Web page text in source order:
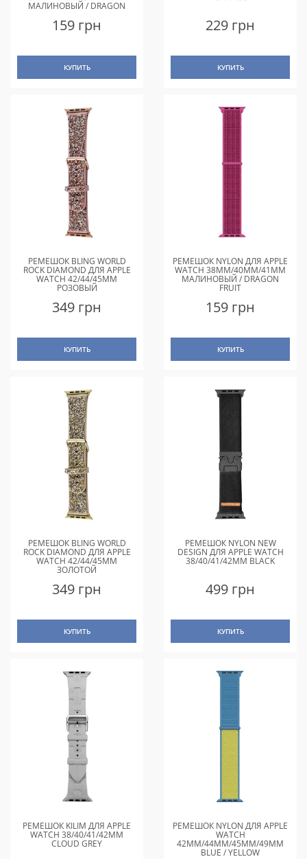
МАЛИНОВЫЙ / DRAGON
159 грн
КУПИТЬ
229 грн
КУПИТЬ
РЕМЕШОК BLING WORLD
ROCK DIAMOND ДЛЯ APPLE
WATCH 42/44/45MM
РОЗОВЫЙ
349 грн
КУПИТЬ
РЕМЕШОК NYLON ДЛЯ APPLE
WATCH 38MM/40MM/41MM
МАЛИНОВЫЙ / DRAGON
FRUIT
159 грн
КУПИТЬ
РЕМЕШОК BLING WORLD
ROCK DIAMOND ДЛЯ APPLE
WATCH 42/44/45MM
ЗОЛОТОЙ
349 грн
КУПИТЬ
РЕМЕШОК NYLON NEW
DESIGN ДЛЯ APPLE WATCH
38/40/41/42MM BLACK
499 грн
КУПИТЬ
РЕМЕШОК KILIM ДЛЯ APPLE
WATCH 38/40/41/42MM
CLOUD GREY
РЕМЕШОК NYLON ДЛЯ APPLE
WATCH
42MM/44MM/45MM/49MM
BLUE / YELLOW